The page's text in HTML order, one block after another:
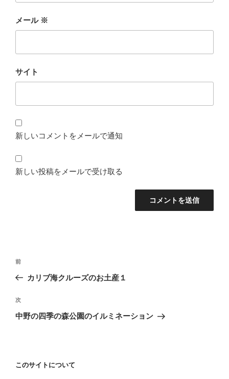
メール ※
サイト
新しいコメントをメールで通知
新しい投稿をメールで受け取る
投
ナ
ビ
ゲ
ン
前
の
稿
前
カリブ海クルーズのお土産１
次
の
次
中野の四季の森公園のイルミネーション
このサイトについて